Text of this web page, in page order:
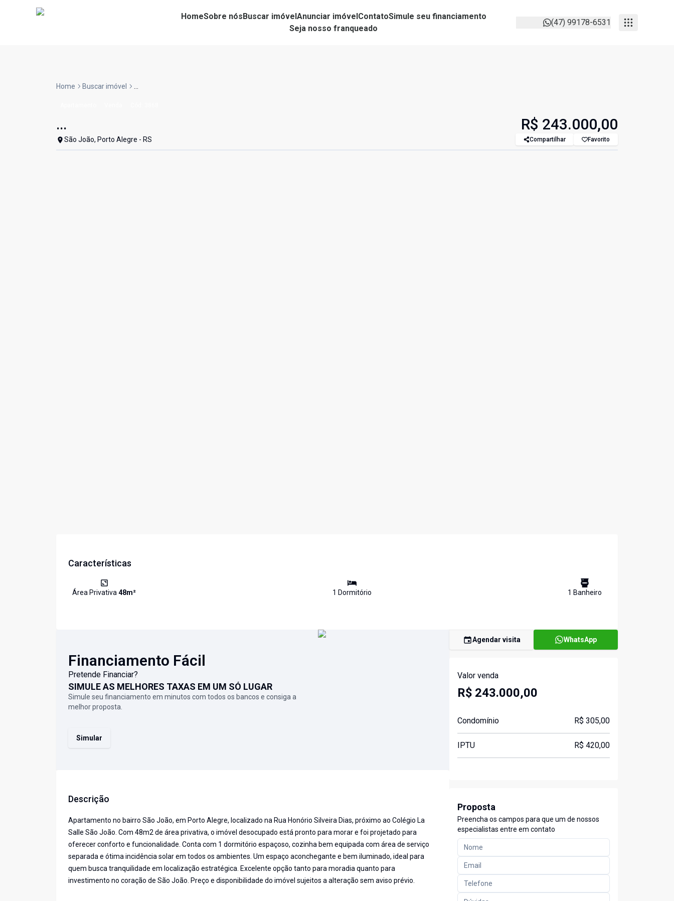
HomeSobre nósBuscar imóvelAnunciar imóvelContatoSimule seu financiamento
Seja nosso franqueado
(47) 99178-6531
Home Buscar imóvel ...
...
São João, Porto Alegre - RS
R$ 243.000,00
Compartilhar Favorito
Características
Área Privativa48m² 1 Dormitório 1 Banheiro
Financiamento Fácil
Pretende Financiar?
SIMULE AS MELHORES TAXAS EM UM SÓ LUGAR
Simule seu financiamento em minutos com todos os bancos e consiga a
melhor proposta.
Simular
Descrição
Apartamento no bairro São João, em Porto Alegre, localizado na Rua Honório Silveira Dias, próximo ao Colégio La
Salle São João. Com 48m2 de área privativa, o imóvel desocupado está pronto para morar e foi projetado para
oferecer conforto e funcionalidade. Conta com 1 dormitório espaçoso, cozinha bem equipada com área de serviço
separada e ótima incidência solar em todos os ambientes. Um espaço aconchegante e bem iluminado, ideal para
quem busca tranquilidade em localização estratégica. Excelente opção tanto para moradia quanto para
investimento no coração de São João. Preço e disponibilidade do imóvel sujeitos a alteração sem aviso prévio.
Agendar visita WhatsApp
Valor venda
R$ 243.000,00
Condomínio R$ 305,00
IPTU R$ 420,00
Proposta
Preencha os campos para que um de nossos
especialistas entre em contato